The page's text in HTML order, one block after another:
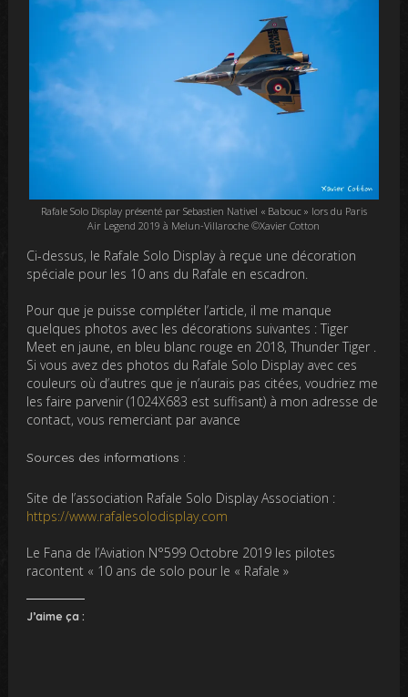
Rafale Solo Display présenté par Sebastien Nativel « Babouc » lors du Paris
Air Legend 2019 à Melun-Villaroche ©Xavier Cotton
Ci-dessus, le Rafale Solo Display à reçue une décoration
spéciale pour les 10 ans du Rafale en escadron.
Pour que je puisse compléter l’article, il me manque
quelques photos avec les décorations suivantes : Tiger
Meet en jaune, en bleu blanc rouge en 2018, Thunder Tiger .
Si vous avez des photos du Rafale Solo Display avec ces
couleurs où d’autres que je n’aurais pas citées, voudriez me
les faire parvenir (1024X683 est suffisant) à mon adresse de
contact, vous remerciant par avance
Sources des informations :
Site de l’association Rafale Solo Display Association :
https://www.rafalesolodisplay.com
Le Fana de l’Aviation N°599 Octobre 2019 les pilotes
racontent « 10 ans de solo pour le « Rafale »
J’aime ça :